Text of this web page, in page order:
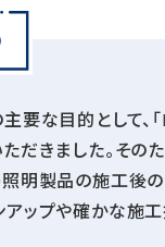
主要な目的として
だきました。その
明製品の施工後の
アップや確かな施